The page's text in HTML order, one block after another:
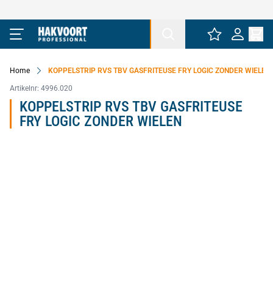
Ga naar de inhoud
Home KOPPELSTRIP RVS TBV GASFRITEUSE FRY LOGIC ZONDER WIELEN
Artikelnr: 4996.020
KOPPELSTRIP RVS TBV GASFRITEUSE
FRY LOGIC ZONDER WIELEN